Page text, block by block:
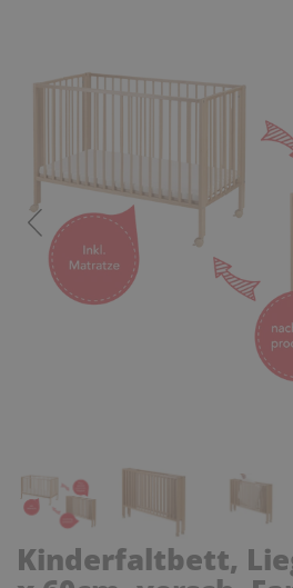
Kinderfaltbett,